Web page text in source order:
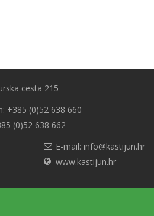
cesta 215
+385 (0)52 638 660
(0)52 638 662
E-mail: info@kastijun.hr
www.kastijun.hr